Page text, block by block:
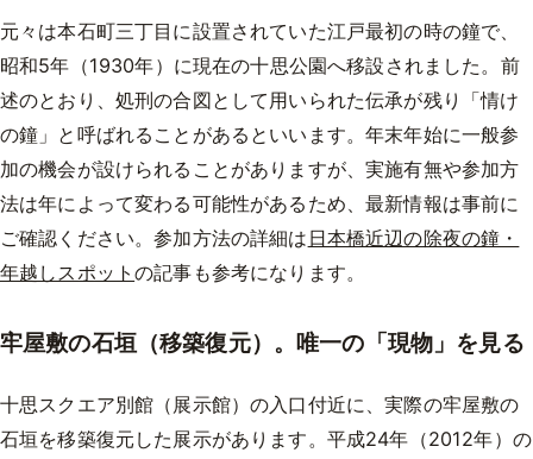
元々は本石町三丁目に設置されていた江戸最初の時の鐘で、
昭和5年（1930年）に現在の十思公園へ移設されました。前
述のとおり、処刑の合図として用いられた伝承が残り「情け
の鐘」と呼ばれることがあるといいます。年末年始に一般参
加の機会が設けられることがありますが、実施有無や参加方
法は年によって変わる可能性があるため、最新情報は事前に
ご確認ください。参加方法の詳細は 日本橋近辺の除夜の鐘・
年越しスポットの記事も参考になります。
牢屋敷の石垣（移築復元）。唯一の「現物」を見る
十思スクエア別館（展示館）の入口付近に、実際の牢屋敷の
石垣を移築復元した展示があります。平成24年（2012年）の